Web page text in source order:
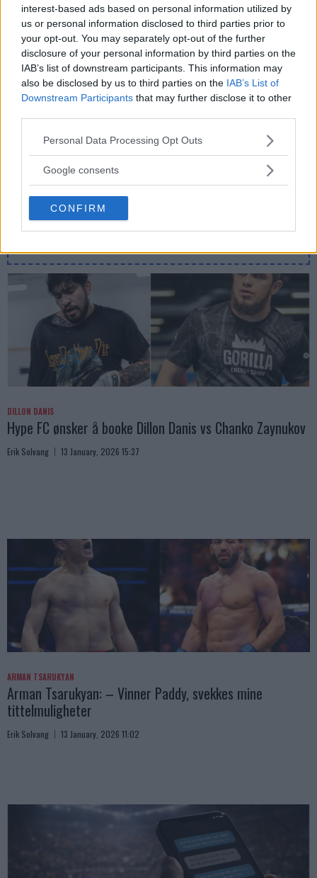
interest-based ads based on personal information utilized by
us or personal information disclosed to third parties prior to
your opt-out. You may separately opt-out of the further
disclosure of your personal information by third parties on the
IAB’s list of downstream participants. This information may
also be disclosed by us to third parties on the IAB’s List of
Downstream Participants that may further disclose it to other
Please note that this website/app uses one or more Google
not limited to your visit or usage behaviour. You may click to
use your data for below specified purposes in below Google
consent section.
Personal Data Processing Opt Outs
Google consents
CONFIRM
ALEX PEREIRA
KHAMZAT CHIMAEV UTFORDRER ALEX
PEREIRA
12 January, 2026 13:23
ISLAM MAKHACHEV JAKTER
DOBBELTBELTE ETTER UFC 315
SIDEBAR JS TEST
DILLON DANIS
Hype FC ønsker å booke Dillon Danis vs Chanko Zaynukov
Erik Solvang 13 January, 2026 15:37
ARMAN TSARUKYAN
Arman Tsarukyan: – Vinner Paddy, svekkes mine
tittelmuligheter
Erik Solvang 13 January, 2026 11:02